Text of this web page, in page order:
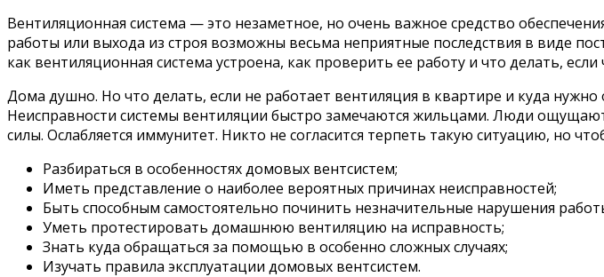
Вентиляционная система — это незаметное, но очень важное средство
работы или выхода из строя возможны весьма неприятные последствия в виде
как вентиляционная система устроена, как проверить ее работу и что делать,
Дома душно. Но что делать, если не работает вентиляция в квартире и куда
Неисправности системы вентиляции быстро замечаются жильцами. Люди
силы. Ослабляется иммунитет. Никто не согласится терпеть такую ситуацию, но
Разбираться в особенностях домовых вентсистем;
Иметь представление о наиболее вероятных причинах неисправностей;
Быть способным самостоятельно починить незначительные нарушения
Уметь протестировать домашнюю вентиляцию на исправность;
Знать куда обращаться за помощью в особенно сложных случаях;
Изучать правила эксплуатации домовых вентсистем.